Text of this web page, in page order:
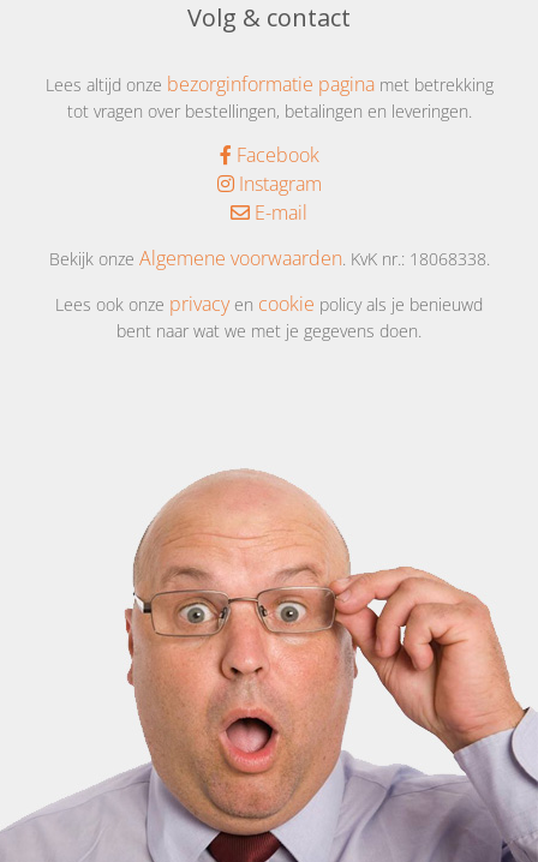
Volg & contact
Lees altijd onze bezorginformatie paginamet betrekking
tot vragen over bestellingen, betalingen en leveringen.
Facebook
Instagram
E-mail
Bekijk onze Algemene voorwaarden. KvK nr.: 18068338.
Lees ook onze privacyen cookie policy als je benieuwd
bent naar wat we met je gegevens doen.